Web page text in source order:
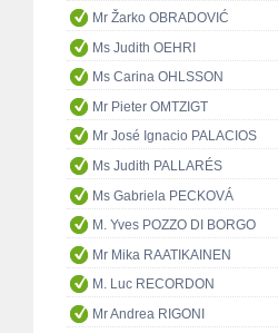
Mr Žarko OBRADOVIĆ
Ms Judith OEHRI
Ms Carina OHLSSON
Mr Pieter OMTZIGT
Mr José Ignacio PALACIOS
Ms Judith PALLARÉS
Ms Gabriela PECKOVÁ
M. Yves POZZO DI BORGO
Mr Mika RAATIKAINEN
M. Luc RECORDON
Mr Andrea RIGONI